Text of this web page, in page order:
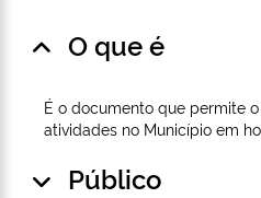
O que é
É o documento que permite
atividades no Município em
Público